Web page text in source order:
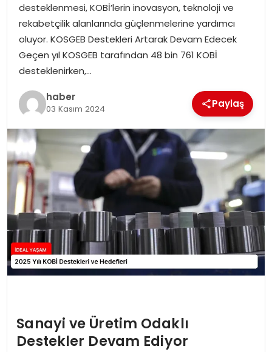
MAGAZIN
SAĞLIK
SOSYAL HABER
desteklenmesi, KOBİ’lerin inovasyon, teknoloji ve
rekabetçilik alanlarında güçlenmelerine yardımcı
oluyor. KOSGEB Destekleri Artarak Devam Edecek
Geçen yıl KOSGEB tarafından 48 bin 761 KOBİ
desteklenirken,…
haber
03 Kasım 2024 Paylaş
Sanayi ve Üretim Odaklı
Destekler Devam Ediyor